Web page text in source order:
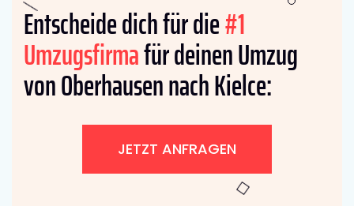
Entscheide dich für die#1
Umzugsfirmafür deinen Umzug
von Oberhausen nach Kielce:
JETZT ANFRAGEN